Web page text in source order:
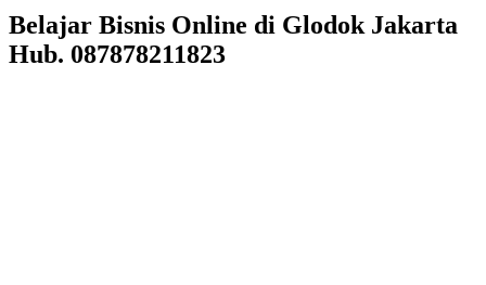
Belajar Bisnis Online di Glodok Jakarta
Hub. 087878211823